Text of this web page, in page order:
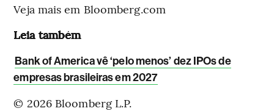
Veja mais em Bloomberg.com
Leia também
Bank of America vê ‘pelo menos’ dez IPOs de
empresas brasileiras em 2027
© 2026 Bloomberg L.P.